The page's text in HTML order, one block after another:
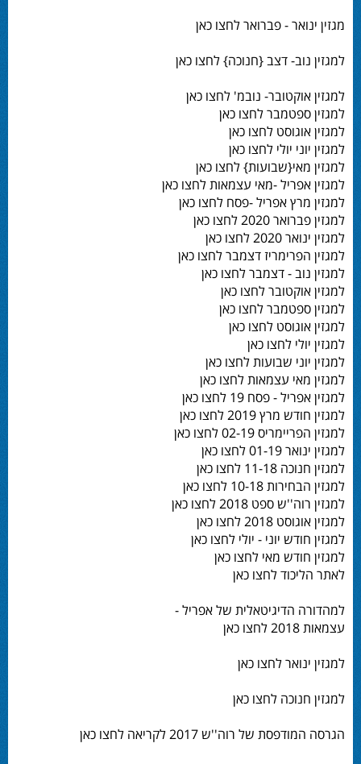
מגזין ינואר - פברואר לחצו כאן
למגזין נוב- דצב {חנוכה} לחצו כאן
למגזין אוקטובר- נובמ' לחצו כאן
למגזין ספטמבר לחצו כאן
למגזין אוגוסט לחצו כאן
למגזין יוני יולי לחצו כאן
למגזין מאי{שבועות} לחצו כאן
למגזין אפריל -מאי עצמאות לחצו כאן
למגזין מרץ אפריל -פסח לחצו כאן
למגזין פברואר 2020 לחצו כאן
למגזין ינואר 2020 לחצו כאן
למגזין הפרימריז דצמבר לחצו כאן
למגזין נוב - דצמבר לחצו כאן
למגזין אוקטובר לחצו כאן
למגזין ספטמבר לחצו כאן
למגזין אוגוסט לחצו כאן
למגזין יולי לחצו כאן
למגזין יוני שבועות לחצו כאן
למגזין מאי עצמאות לחצו כאן
למגזין אפריל - פסח 19 לחצו כאן
למגזין חודש מרץ 2019 לחצו כאן
למגזין הפריימריס 02-19 לחצו כאן
למגזין ינואר 01-19 לחצו כאן
למגזין חנוכה 11-18 לחצו כאן
למגזין הבחירות 10-18 לחצו כאן
למגזין רוה''ש ספט 2018 לחצו כאן
למגזין אוגוסט 2018 לחצו כאן
למגזין חודש יוני - יולי לחצו כאן
למגזין חודש מאי לחצו כאן
לאתר הליכוד לחצו כאן
למהדורה הדיגיטאלית של אפריל -
עצמאות 2018 לחצו כאן
למגזין ינואר לחצו כאן
למגזין חנוכה לחצו כאן
הגרסה המודפסת של רוה''ש 2017 לקריאה לחצו כאן